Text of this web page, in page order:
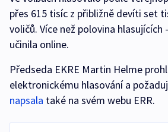
přes 615 tisíc z přibližně devíti set
voličů. Více než polovina hlasujících
učinila online.
Předseda EKRE Martin Helme
elektronickému hlasování a
napsala také na svém webu ERR.